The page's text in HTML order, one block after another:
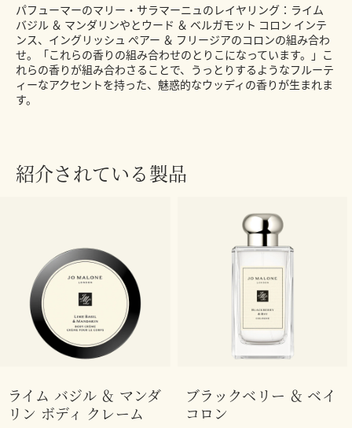
パフューマーのマリー・サラマーニュのレイヤリング：ライム
バジル ＆ マンダリンやとウード ＆ ベルガモット コロン インテ
ンス、イングリッシュ ぺアー ＆ フリージアのコロンの組み合わ
せ。「これらの香りの組み合わせのとりこになっています。」こ
れらの香りが組み合わさることで、うっとりするようなフルーテ
ィーなアクセントを持った、魅惑的なウッディの香りが生まれま
す。
紹介されている製品
ライム バジル ＆ マンダ
リン ボディ クレーム
ブラックベリー ＆ ベイ
コロン